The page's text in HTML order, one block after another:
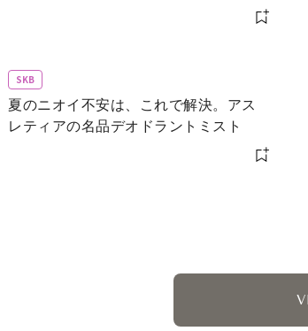
SKB
夏のニオイ不安は、これで解決。アス
レティアの名品デオドラントミスト